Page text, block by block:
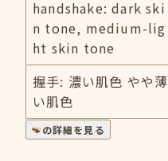
handshake: dark ski
n tone, medium-lig
ht skin tone
握手: 濃い肌色 やや薄
い肌色
の詳細を見る